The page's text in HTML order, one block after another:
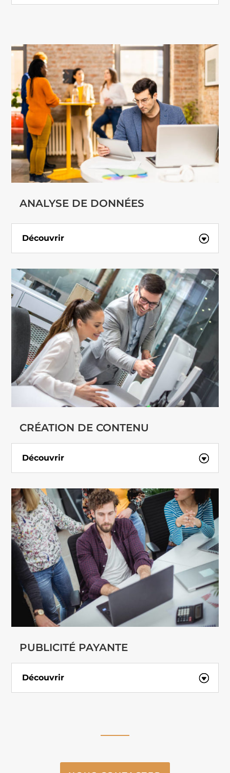
ANALYSE DE DONNÉES
Découvrir
CRÉATION DE CONTENU
Découvrir
PUBLICITÉ PAYANTE
Découvrir